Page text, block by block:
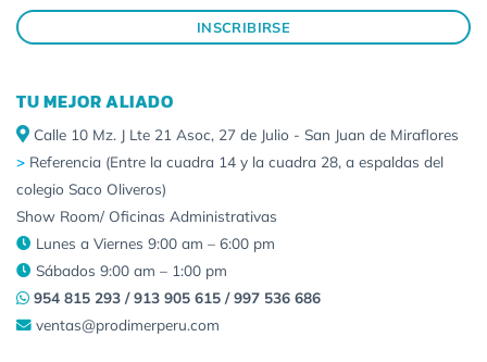
INSCRIBIRSE
TU MEJOR ALIADO
Calle 10 Mz. J Lte 21 Asoc, 27 de Julio - San Juan de Miraflores
> Referencia (Entre la cuadra 14 y la cuadra 28, a espaldas del
colegio Saco Oliveros)
Show Room/ Oficinas Administrativas
Lunes a Viernes 9:00 am – 6:00 pm
Sábados 9:00 am – 1:00 pm
954 815 293 / 913 905 615 / 997 536 686
ventas@prodimerperu.com